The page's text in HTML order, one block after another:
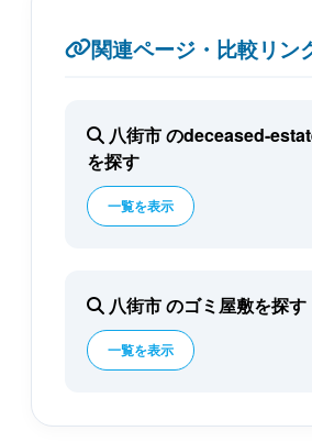
関連ページ・比較リン
八街市 のdeceased-
を探す
一覧を表示
八街市 のゴミ屋敷を探す
一覧を表示